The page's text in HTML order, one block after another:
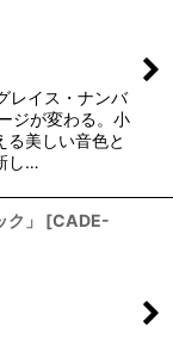
イス・ナンバ
ジが変わる。小
る美しい音色と
し…
」 [CADE-